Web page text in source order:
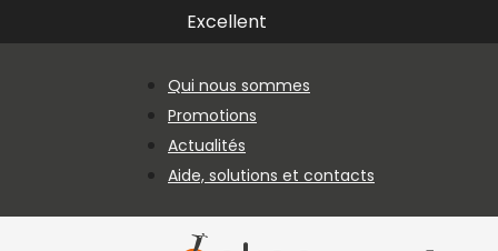
Passer au contenu principal
Passer au pied de page
Excellent
Qui nous sommes
Promotions
Actualités
Aide, solutions et contacts